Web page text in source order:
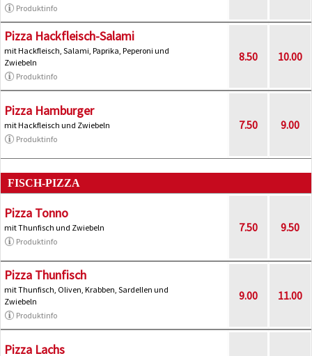
Produktinfo
Pizza Hackfleisch-Salami
mit Hackfleisch, Salami, Paprika, Peperoni und
Zwiebeln
Produktinfo
8.50 10.00
Pizza Hamburger
mit Hackfleisch und Zwiebeln
Produktinfo
7.50 9.00
FISCH-PIZZA
Pizza Tonno
mit Thunfisch und Zwiebeln
Produktinfo
7.50 9.50
Pizza Thunfisch
mit Thunfisch, Oliven, Krabben, Sardellen und
Zwiebeln
Produktinfo
9.00 11.00
Pizza Lachs